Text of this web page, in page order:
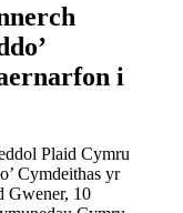
i
Plaid Cymru
Cymdeithas yr
Gwener, 10